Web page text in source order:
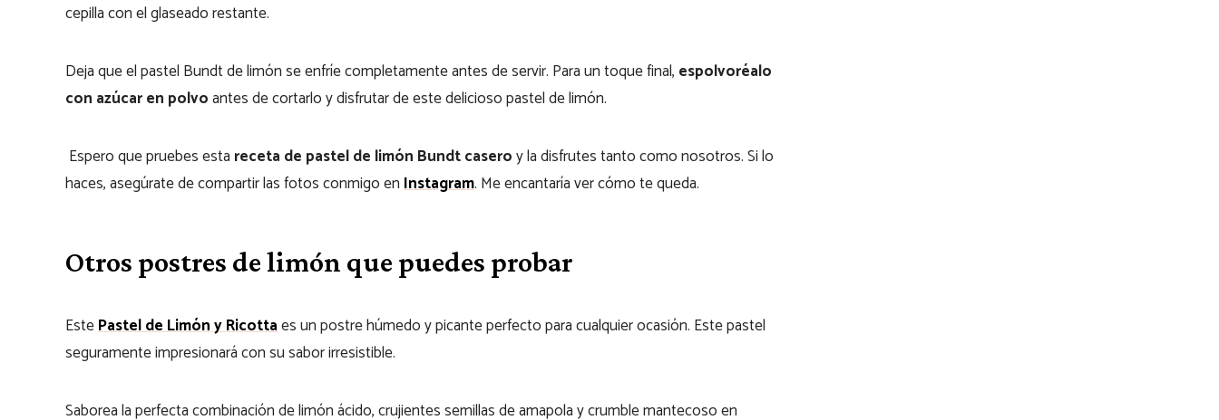
cepilla con el glaseado restante.
Deja que el pastel Bundt de limón se enfríe completamente antes de servir. Para un toque final, espolvoréalo
con azúcar en polvoantes de cortarlo y disfrutar de este delicioso pastel de limón.
Espero que pruebes esta receta de pastel de limón Bundt caseroy la disfrutes tanto como nosotros. Si lo
haces, asegúrate de compartir las fotos conmigo enInstagram. Me encantaría ver cómo te queda.
Otros postres de limón que puedes probar
EstePastel de Limón y Ricottaes un postre húmedo y picante perfecto para cualquier ocasión. Este pastel
seguramente impresionará con su sabor irresistible.
Saborea la perfecta combinación de limón ácido, crujientes semillas de amapola y crumble mantecoso en